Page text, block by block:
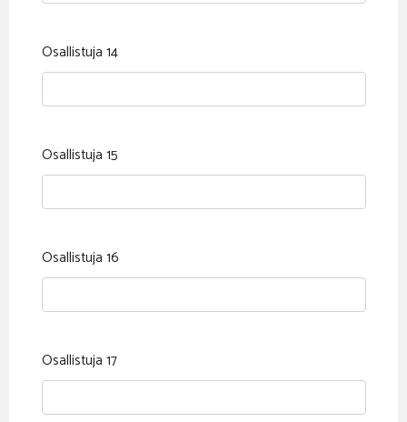
Osallistuja 14
Osallistuja 15
Osallistuja 16
Osallistuja 17